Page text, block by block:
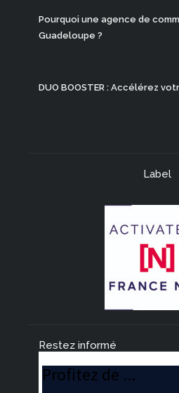
Pourquoi une agence de
Guadeloupe ?
DUO BOOSTER : Accélérez
Label
Restez informé